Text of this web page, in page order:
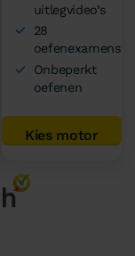
uitlegvideo’s
28
oefenexamens
Onbeperkt
oefenen
Kies motor